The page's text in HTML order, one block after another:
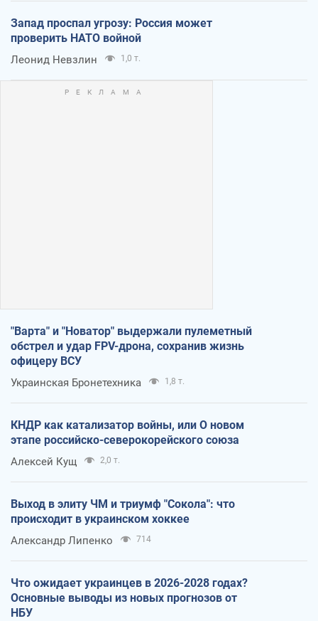
Запад проспал угрозу: Россия может
проверить НАТО войной
Леонид Невзлин 1,0 т.
"Варта" и "Новатор" выдержали пулеметный
обстрел и удар FPV-дрона, сохранив жизнь
офицеру ВСУ
Украинская Бронетехника 1,8 т.
КНДР как катализатор войны, или О новом
этапе российско-северокорейского союза
Алексей Кущ 2,0 т.
Выход в элиту ЧМ и триумф "Сокола": что
происходит в украинском хоккее
Александр Липенко 714
Что ожидает украинцев в 2026-2028 годах?
Основные выводы из новых прогнозов от
НБУ